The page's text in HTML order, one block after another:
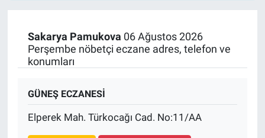
Sakarya Pamukova 06 Ağustos 2026
Perşembe nöbetçi eczane adres, telefon ve
konumları
GÜNEŞ ECZANESİ
Elperek Mah. Türkocağı Cad. No:11/AA